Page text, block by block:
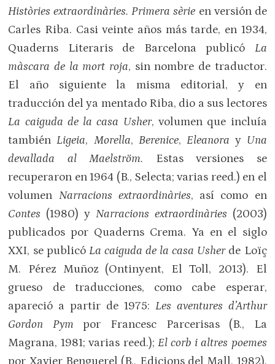
Històries extraordinàries. Primera sèrie en versión de
Carles Riba. Casi veinte años más tarde, en 1934,
Quaderns Literaris de Barcelona publicó La
màscara de la mort roja, sin nombre de traductor.
El año siguiente la misma editorial, y en
traducción del ya mentado Riba, dio a sus lectores
La caiguda de la casa Usher, volumen que incluía
tambiénLigeia, Morella, Berenice, Eleanora y Una
devallada al Maelström. Estas versiones se
recuperaron en 1964 (B., Selecta; varias reed.) en el
volumen Narracions extraordinàries, así como en
Contes (1980) y Narracions extraordinàries (2003)
publicados por Quaderns Crema. Ya en el siglo
XXI, se publicó La caiguda de la casa Usher de Loïç
M. Pérez Muñoz (Ontinyent, El Toll, 2013). El
grueso de traducciones, como cabe esperar,
apareció a partir de 1975: Les aventures d’Arthur
Gordon Pym por Francesc Parcerisas (B., La
Magrana, 1981; varias reed.); El corb i altres poemes
por Xavier Benguerel (B., Edicions del Mall, 1982),